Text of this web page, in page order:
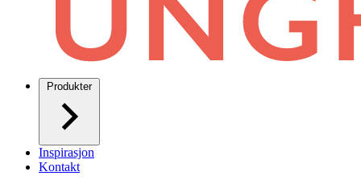
Produkter
Inspirasjon
Kontakt